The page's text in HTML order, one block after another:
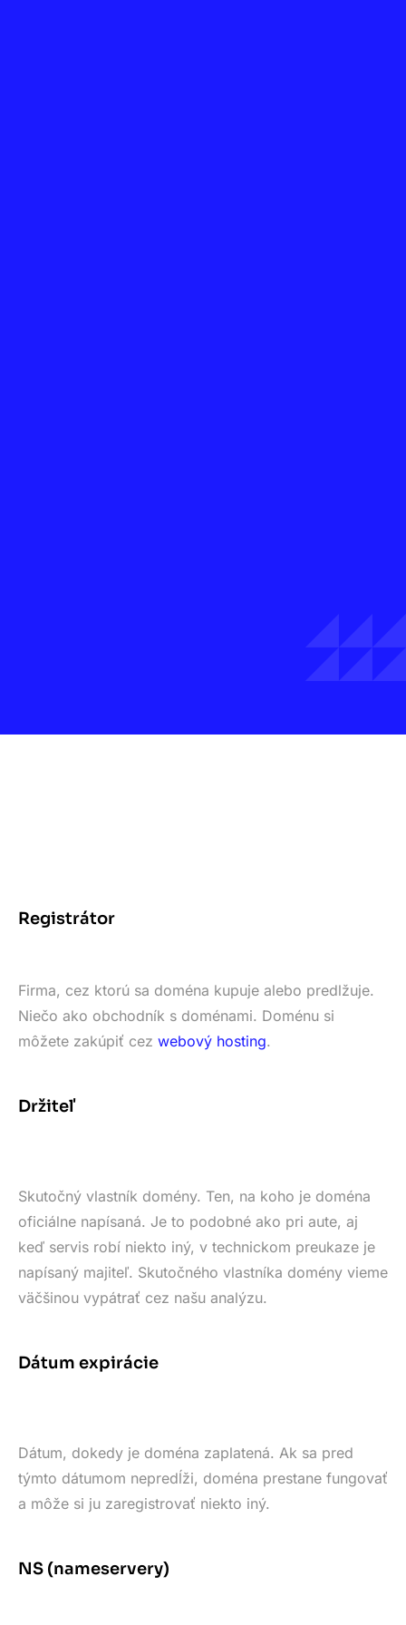
Registrátor
Firma, cez ktorú sa doména kupuje alebo predlžuje.
Niečo ako obchodník s doménami. Doménu si
môžete zakúpiť cez webový hosting.
Držiteľ
Skutočný vlastník domény. Ten, na koho je doména
oficiálne napísaná. Je to podobné ako pri aute, aj
keď servis robí niekto iný, v technickom preukaze je
napísaný majiteľ. Skutočného vlastníka domény vieme
väčšinou vypátrať cez našu analýzu.
Dátum expirácie
Dátum, dokedy je doména zaplatená. Ak sa pred
týmto dátumom nepredĺži, doména prestane fungovať
a môže si ju zaregistrovať niekto iný.
NS (nameservery)